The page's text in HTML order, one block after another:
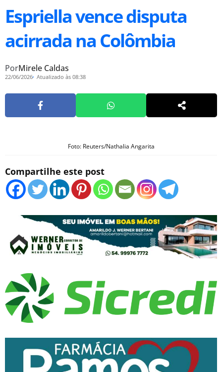
Espriella vence disputa
acirrada na Colômbia
PorMirele Caldas
22/06/2026 Atualizado às 08:38
Foto: Reuters/Nathalia Angarita
Compartilhe este post